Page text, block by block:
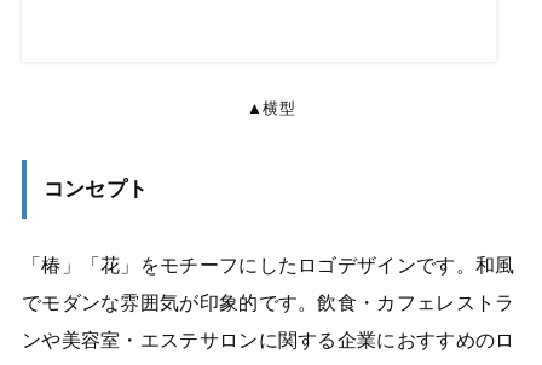
▲横型
コンセプト
「椿」「花」をモチーフにしたロゴデザインです。和風
でモダンな雰囲気が印象的です。飲食・カフェレストラ
ンや美容室・エステサロンに関する企業におすすめのロ